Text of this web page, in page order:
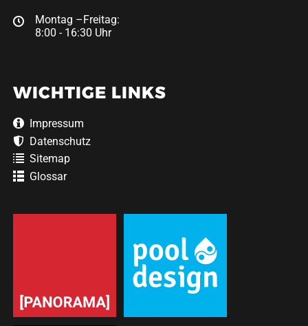
Montag –Freitag:
8:00 - 16:30 Uhr
WICHTIGE LINKS
Impressum
Datenschutz
Sitemap
Glossar